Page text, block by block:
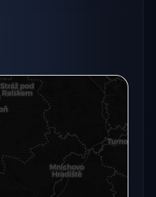
není dostupný.